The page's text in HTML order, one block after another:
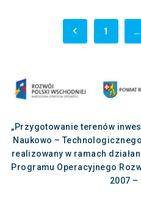
1 …
„Przygotowanie terenów
Naukowo –
realizowany w ramach
Programu Operacyjnego
2007 –